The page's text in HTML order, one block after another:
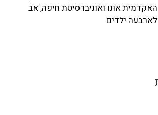
האקדמית אונו ואוניברסיטת חיפה, אב
לארבעה ילדים.